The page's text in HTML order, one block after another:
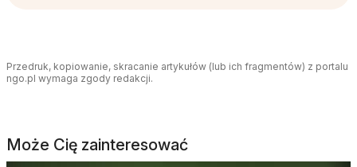
Przedruk, kopiowanie, skracanie artykułów (lub ich fragmentów) z portalu
ngo.pl wymaga zgody redakcji.
Może Cię zainteresować